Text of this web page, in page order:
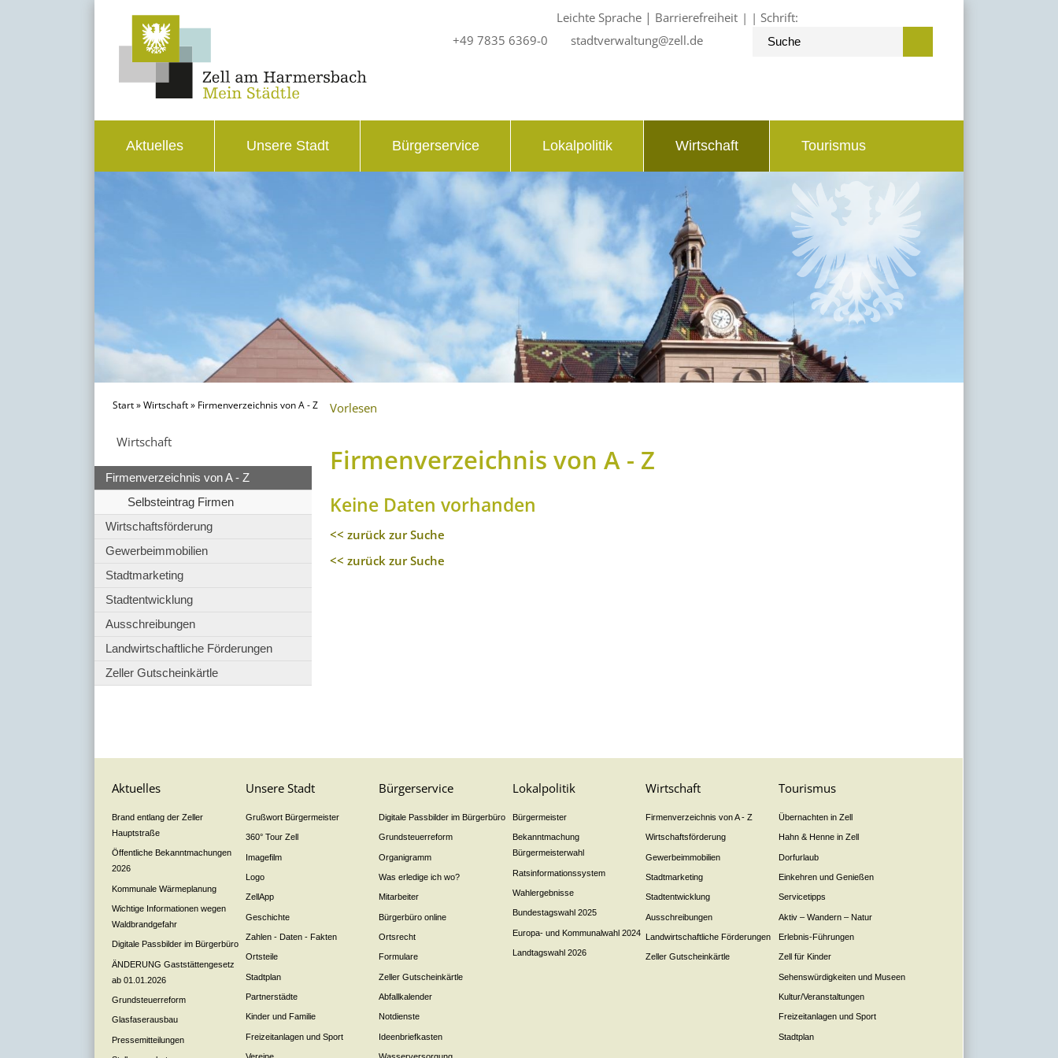
+49 7835 6369-0 stadtverwaltung@zell.de
Leichte Sprache| Barrierefreiheit Schrift:
Aktuelles Unsere Stadt Bürgerservice Lokalpolitik Wirtschaft Tourismus
Start»Wirtschaft» Firmenverzeichnis von A - Z
Wirtschaft
Firmenverzeichnis von A - Z
Selbsteintrag Firmen
Wirtschaftsförderung
Gewerbeimmobilien
Stadtmarketing
Stadtentwicklung
Ausschreibungen
Landwirtschaftliche Förderungen
Zeller Gutscheinkärtle
Vorlesen
Firmenverzeichnis von A - Z
Keine Daten vorhanden
<< zurück zur Suche
<< zurück zur Suche
Aktuelles
Brand entlang der Zeller
Hauptstraße
Öffentliche Bekanntmachungen
2026
Kommunale Wärmeplanung
Wichtige Informationen wegen
Waldbrandgefahr
Digitale Passbilder im Bürgerbüro
ÄNDERUNG Gaststättengesetz
ab 01.01.2026
Grundsteuerreform
Glasfaserausbau
Pressemitteilungen
Unsere Stadt
Grußwort Bürgermeister
360° Tour Zell
Imagefilm
Logo
ZellApp
Geschichte
Zahlen - Daten - Fakten
Ortsteile
Stadtplan
Partnerstädte
Kinder und Familie
Freizeitanlagen und Sport
Bürgerservice
Digitale Passbilder im Bürgerbüro
Grundsteuerreform
Organigramm
Was erledige ich wo?
Mitarbeiter
Bürgerbüro online
Ortsrecht
Formulare
Zeller Gutscheinkärtle
Abfallkalender
Notdienste
Ideenbriefkasten
Lokalpolitik
Bürgermeister
Bekanntmachung
Bürgermeisterwahl
Ratsinformationssystem
Wahlergebnisse
Bundestagswahl 2025
Europa- und Kommunalwahl 2024
Landtagswahl 2026
Wirtschaft
Firmenverzeichnis von A - Z
Wirtschaftsförderung
Gewerbeimmobilien
Stadtmarketing
Stadtentwicklung
Ausschreibungen
Landwirtschaftliche Förderungen
Zeller Gutscheinkärtle
Tourismus
Übernachten in Zell
Hahn & Henne in Zell
Dorfurlaub
Einkehren und Genießen
Servicetipps
Aktiv – Wandern – Natur
Erlebnis-Führungen
Zell für Kinder
Sehenswürdigkeiten und Museen
Kultur/Veranstaltungen
Freizeitanlagen und Sport
Stadtplan